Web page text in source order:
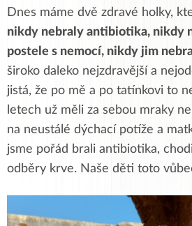
Dnes máme dvě zdravé holky,
nikdy nebraly antibiotika, nikdy
postele s nemocí, nikdy jim
široko daleko nejzdravější a
jistá, že po mě a po tatínkovi to
letech už měli za sebou mraky
na neustálé dýchací potíže a
jsme pořád brali antibiotika,
odběry krve. Naše děti toto